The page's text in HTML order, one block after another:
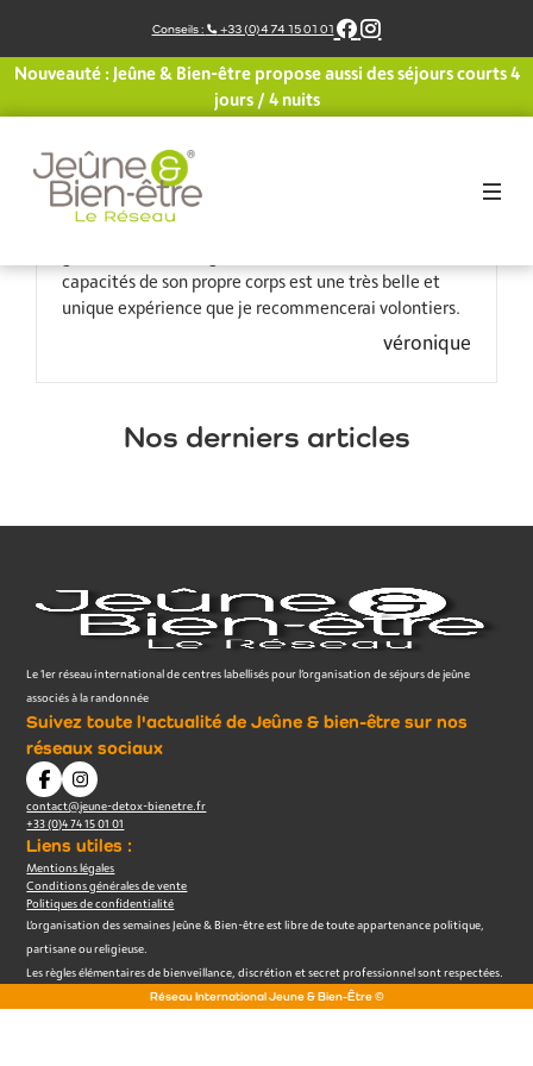
contenu
Conseils : +33 (0)4 74 15 01 01
Nouveauté : Jeûne & Bien-être propose aussi des séjours courts 4
jours / 4 nuits
Arriver dans un lieu aussi beau et bien entretenu, être
accueilli par tant de bienveillance et de gentillesse,
être accompagné, soutenu et choyé tout le long par
une équipe aussi charmante et attentive, recevoir
des soins et des conseils de deux très bonnes
professionnelles, quoi demander de plus? Et découvrir
capacités de son propre corps est une très belle et
unique expérience que je recommencerai volontiers.
véronique
Nos derniers articles
Le 1er réseau international de centres labellisés pour l’organisation de séjours de jeûne
associés à la randonnée
Suivez toute l'actualité de Jeûne & bien-être sur nos
réseaux sociaux
contact@jeune-detox-bienetre.fr
+33 (0)4 74 15 01 01
Liens utiles :
Mentions légales
Conditions générales de vente
Politiques de confidentialité
L’organisation des semaines Jeûne & Bien-être est libre de toute appartenance politique,
partisane ou religieuse.
Les règles élémentaires de bienveillance, discrétion et secret professionnel sont respectées.
Réseau International Jeune & Bien-Être ©